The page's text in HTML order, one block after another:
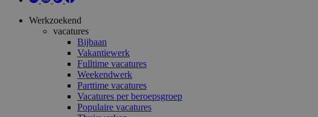
Werkzoekend
vacatures
Bijbaan
Vakantiewerk
Fulltime vacatures
Weekendwerk
Parttime vacatures
Vacatures per beroepsgroep
Populaire vacatures